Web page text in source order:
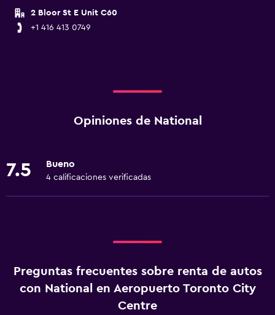
2 Bloor St E Unit C60
+1 416 413 0749
Opiniones de National
7.5 Bueno
4 calificaciones verificadas
Preguntas frecuentes sobre renta de autos
con National en Aeropuerto Toronto City
Centre